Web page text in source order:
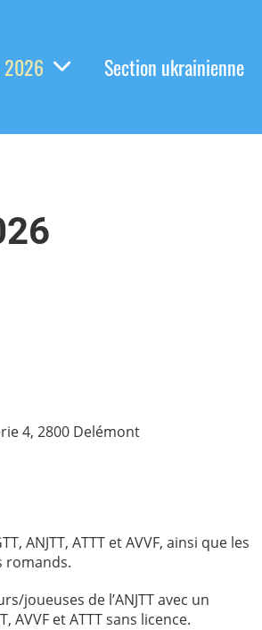
2026
Section ukrainienne
4, 2800 Delémont
ANJTT, ATTT et AVVF, ainsi que les
romands.
joueuses de l’ANJTT avec un
AVVF et ATTT sans licence.